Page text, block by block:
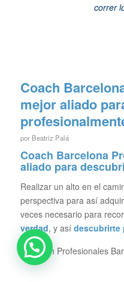
correr
Coach
mejor aliado
por Beatriz Palá
Coach Barcelona
aliado para
Realizar un alto en el
perspectiva para así
veces necesario para
verdad, y así descubrirte